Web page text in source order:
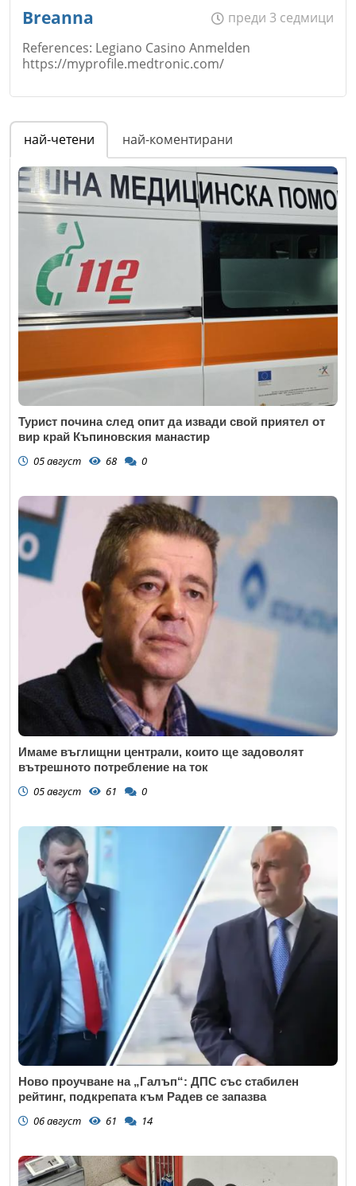
Breanna
преди 3 седмици
References: Legiano Casino Anmelden
https://myprofile.medtronic.com/
Име*
Email
Коментар*
най-четени най-коментирани
Турист почина след опит да извади свой приятел от
вир край Къпиновския манастир
05 август 68 0
Имаме въглищни централи, които ще задоволят
вътрешното потребление на ток
05 август 61 0
Ново проучване на „Галъп“: ДПС със стабилен
рейтинг, подкрепата към Радев се запазва
06 август 61 14